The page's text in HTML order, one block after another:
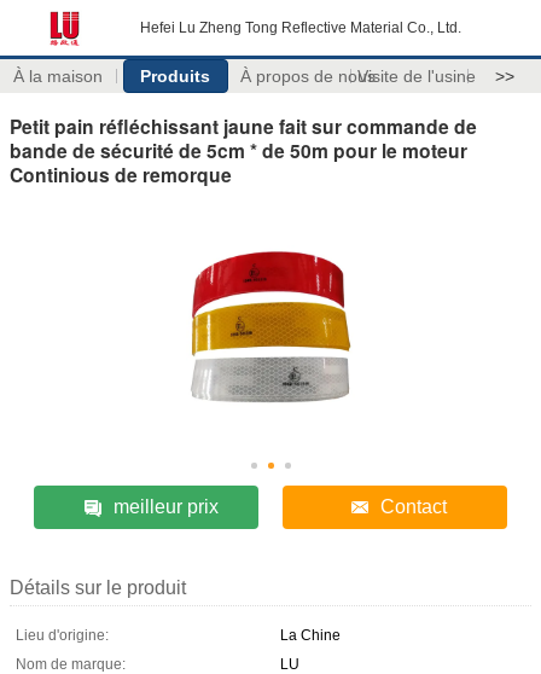
Hefei Lu Zheng Tong Reflective Material Co., Ltd.
À la maison Produits À propos de nousVisite de l'usine >>
Petit pain réfléchissant jaune fait sur commande de
bande de sécurité de 5cm * de 50m pour le moteur
Continious de remorque
meilleur prix Contact
Détails sur le produit
Lieu d'origine:
La Chine
Nom de marque:
LU